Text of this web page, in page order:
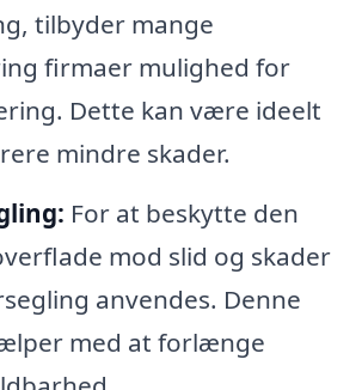
tilbyder mange
firmaer mulighed for
Dette kan være ideelt
mindre skader.
For at beskytte den
mod slid og skader
anvendes. Denne
med at forlænge